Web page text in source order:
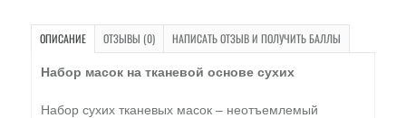
ОПИСАНИЕ ОТЗЫВЫ (0) НАПИСАТЬ ОТЗЫВ И ПОЛУЧИТЬ БАЛЛЫ
Набор масок на тканевой основе сухих
Набор сухих тканевых масок – неотъемлемый